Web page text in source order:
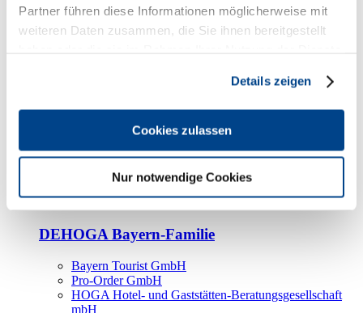
Partner führen diese Informationen möglicherweise mit
weiteren Daten zusammen, die Sie ihnen bereitgestellt
Details zeigen
Cookies zulassen
Nur notwendige Cookies
Kooperationspartner
Tourismusorganisationen
Bayern Tourismus Marketing GmbH
DEHOGA-Familie
Bundesverband
Fachverbände
DEHOGA Bayern-Familie
Bayern Tourist GmbH
Pro-Order GmbH
HOGA Hotel- und Gaststätten-Beratungsgesellschaft
mbH